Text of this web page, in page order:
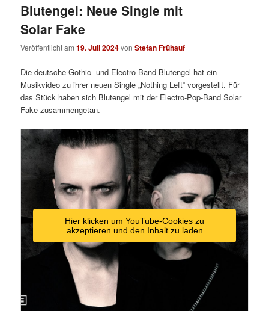
Blutengel: Neue Single mit
Solar Fake
Veröffentlicht am19. Juli 2024vonStefan Frühauf
Die deutsche Gothic- und Electro-Band Blutengel hat ein
Musikvideo zu ihrer neuen Single „Nothing Left“ vorgestellt. Für
das Stück haben sich Blutengel mit der Electro-Pop-Band Solar
Fake zusammengetan.
Hier klicken um YouTube-Cookies zu
akzeptieren und den Inhalt zu laden